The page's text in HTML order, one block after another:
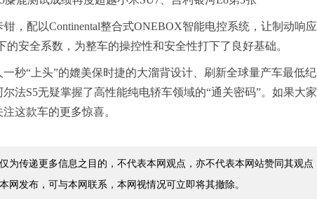
，配以Continental整合式ONEBOX智能电控系统，让制动响应
安全系数，为整车的操控性和安全性打下了良好基础。
秒“上头”的媲美保时捷的大溜背设计、刷新全球量产车最低纪
法S5无疑掌握了高性能纯电轿车领域的“通关密码”。如果大家
这款车的更多惊喜。
为传递更多信息之目的，不代表本网观点，亦不代表本网站赞同其观点
发布，可与本网联系，本网视情况可立即将其撤除。